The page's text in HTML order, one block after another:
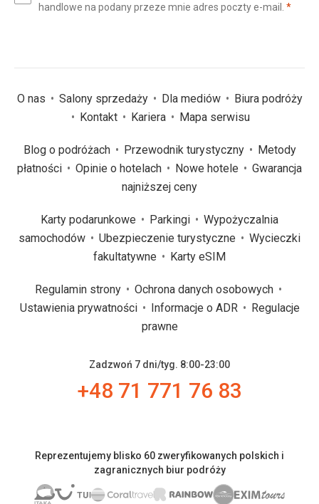
(wymagane)
handlowe na podany przeze mnie adres poczty e-mail. *
O nas Salony sprzedaży Dla mediów
Biura podróży
Kontakt
Kariera Mapa serwisu
Blog o podróżach Przewodnik turystyczny
Metody
płatności
Opinie o hotelach Nowe hotele
Gwarancja
najniższej ceny
Karty podarunkowe Parkingi
Wypożyczalnia
samochodów
Ubezpieczenie turystyczne
Wycieczki
fakultatywne
Karty eSIM
Regulamin strony
Ochrona danych osobowych
Ustawienia prywatności
Informacje o ADR
Regulacje
prawne
Zadzwoń 7 dni/tyg. 8:00-23:00
+48 71 771 76 83
Reprezentujemy blisko 60 zweryfikowanych polskich i
zagranicznych biur podróży